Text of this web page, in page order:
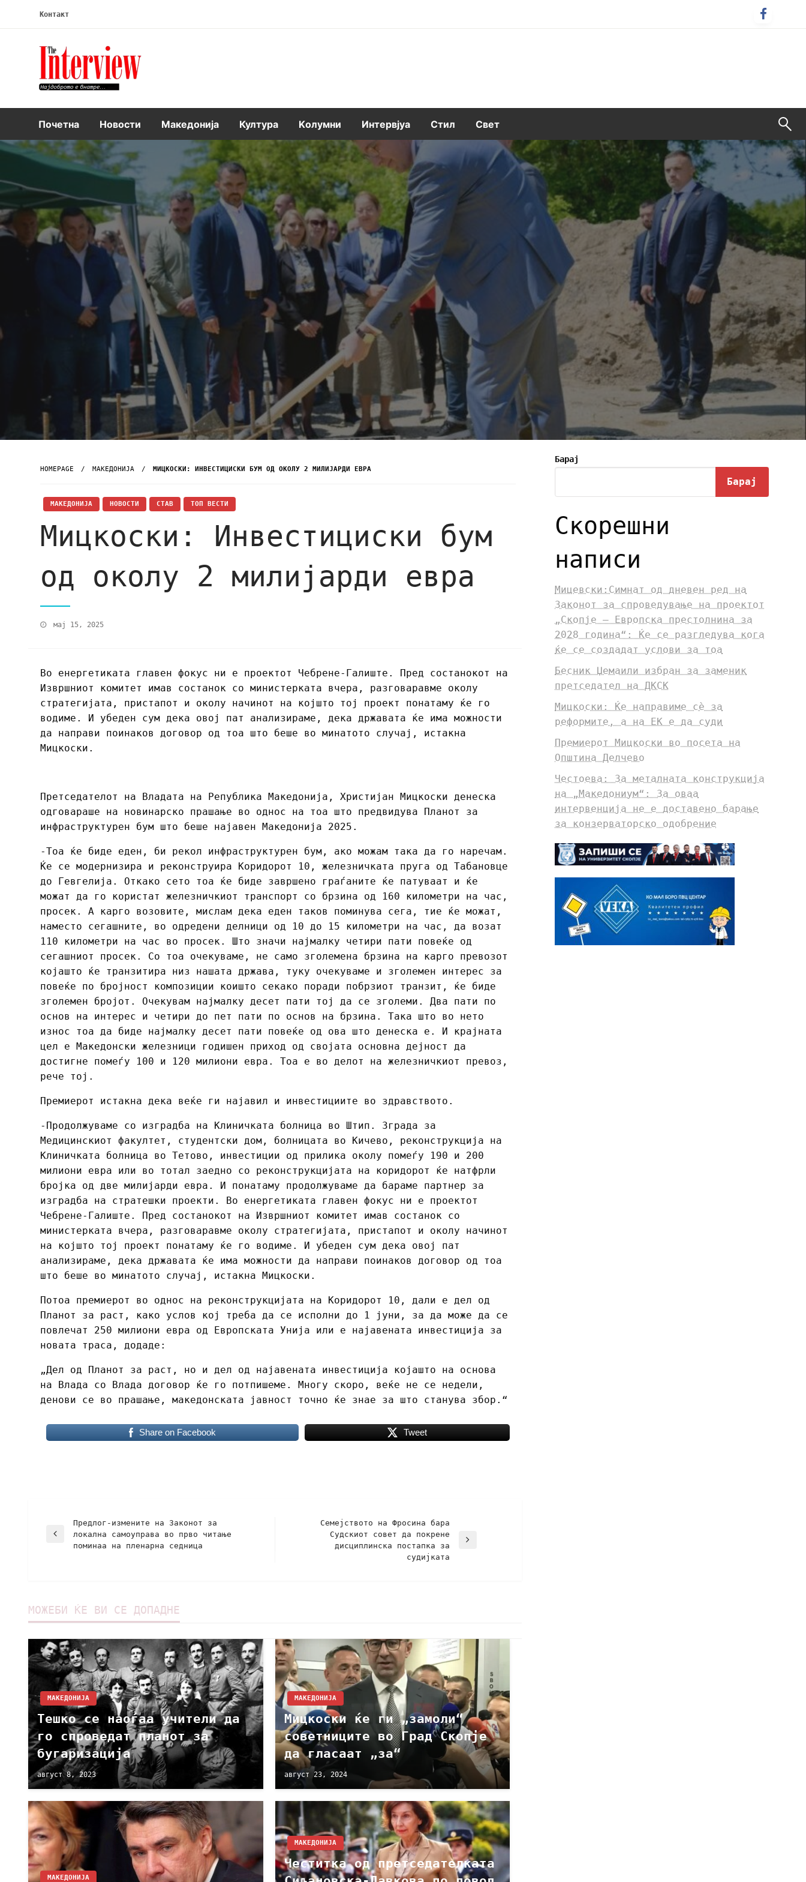
Контакт
Интервју
Почетна Новости Македонија Култура Kолумни Интервјуа Стил Свет
HOMEPAGE МАКЕДОНИЈА МИЦКОСКИ: ИНВЕСТИЦИСКИ БУМ ОД ОКОЛУ 2 МИЛИЈАРДИ ЕВРА
МАКЕДОНИЈА НОВОСТИ СТАВ ТОП ВЕСТИ
Мицкоски: Инвестициски бум
од околу 2 милијарди евра
мај 15, 2025
Во енергетиката главен фокус ни е проектот Чебрене-Галиште. Пред состанокот на
Извршниот комитет имав состанок со министерката вчера, разговаравме околу
стратегијата, пристапот и околу начинот на којшто тој проект понатаму ќе го
водиме. И убеден сум дека овој пат анализираме, дека државата ќе има можности
да направи поинаков договор од тоа што беше во минатото случај, истакна
Мицкоски.
Претседателот на Владата на Република Македонија, Христијан Мицкоски денеска
одговараше на новинарско прашање во однос на тоа што предвидува Планот за
инфраструктурен бум што беше најавен Македонија 2025.
-Тоа ќе биде еден, би рекол инфраструктурен бум, ако можам така да го наречам.
Ќе се модернизира и реконструира Коридорот 10, железничката пруга од Табановце
до Гевгелија. Откако сето тоа ќе биде завршено граѓаните ќе патуваат и ќе
можат да го користат железничкиот транспорт со брзина од 160 километри на час,
просек. А карго возовите, мислам дека еден таков поминува сега, тие ќе можат,
наместо сегашните, во одредени делници од 10 до 15 километри на час, да возат
110 километри на час во просек. Што значи најмалку четири пати повеќе од
сегашниот просек. Со тоа очекуваме, не само зголемена брзина на карго превозот
којашто ќе транзитира низ нашата држава, туку очекуваме и зголемен интерес за
повеќе по бројност композиции коишто секако поради побрзиот транзит, ќе биде
зголемен бројот. Очекувам најмалку десет пати тој да се зголеми. Два пати по
основ на интерес и четири до пет пати по основ на брзина. Така што во нето
износ тоа да биде најмалку десет пати повеќе од ова што денеска е. И крајната
цел е Македонски железници годишен приход од својата основна дејност да
достигне помеѓу 100 и 120 милиони евра. Тоа е во делот на железничкиот превоз,
рече тој.
Премиерот истакна дека веќе ги најавил и инвестициите во здравството.
-Продолжуваме со изградба на Клиничката болница во Штип. Зграда за
Медицинскиот факултет, студентски дом, болницата во Кичево, реконструкција на
Клиничката болница во Тетово, инвестиции од прилика околу помеѓу 190 и 200
милиони евра или во тотал заедно со реконструкцијата на коридорот ќе натфрли
бројка од две милијарди евра. И понатаму продолжуваме да бараме партнер за
изградба на стратешки проекти. Во енергетиката главен фокус ни е проектот
Чебрене-Галиште. Пред состанокот на Извршниот комитет имав состанок со
министерката вчера, разговаравме околу стратегијата, пристапот и околу начинот
на којшто тој проект понатаму ќе го водиме. И убеден сум дека овој пат
анализираме, дека државата ќе има можности да направи поинаков договор од тоа
што беше во минатото случај, истакна Мицкоски.
Потоа премиерот во однос на реконструкцијата на Коридорот 10, дали е дел од
Планот за раст, како услов кој треба да се исполни до 1 јуни, за да може да се
повлечат 250 милиони евра од Европската Унија или е најавената инвестиција за
новата траса, додаде:
„Дел од Планот за раст, но и дел од најавената инвестиција којашто на основа
на Влада со Влада договор ќе го потпишеме. Многу скоро, веќе не се недели,
денови се во прашање, македонската јавност точно ќе знае за што станува збор.“
Share on Facebook Tweet
Предлог-измените на Законот за
локална самоуправа во прво читање
поминаа на пленарна седница
Семејството на Фросина бара
Судскиот совет да покрене
дисциплинска постапка за
судијката
МОЖЕБИ ЌЕ ВИ СЕ ДОПАДНЕ
МАКЕДОНИЈА
Тешко се наоѓаа учители да
го спроведат планот за
бугаризација
август 8, 2023
МАКЕДОНИЈА
Мицкоски ќе ги „замоли“
советниците во Град Скопје
да гласаат „за“
август 23, 2024
МАКЕДОНИЈА
МАКЕДОНИЈА
Честитка од претседателката
Барај
Барај
Скорешни
написи
Мицевски:Симнат од дневен ред на
Законот за спроведување на проектот
„Скопје – Европска престолнина за
2028 година“: Ќе се разгледува кога
ќе се создадат услови за тоа
Бесник Џемаили избран за заменик
претседател на ДКСК
Мицкоски: Ќе направиме сè за
реформите, а на ЕК е да суди
Премиерот Мицкоски во посета на
Општина Делчево
Честоева: За металната конструкција
на „Македониум“: За оваа
интервенција не е доставено барање
за конзерваторско одобрение